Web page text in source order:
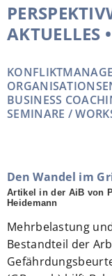
AKTUELLES
BUSINESS
SEMINARE /
Den Wandel im
Artikel in der AiB von
Heidemann
Mehrbelastung
Bestandteil der